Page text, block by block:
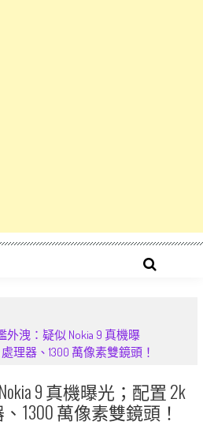
外洩：疑似 Nokia 9 真機曝
理器、1300 萬像素雙鏡頭！
9 真機曝光；配置 2k
1300 萬像素雙鏡頭！